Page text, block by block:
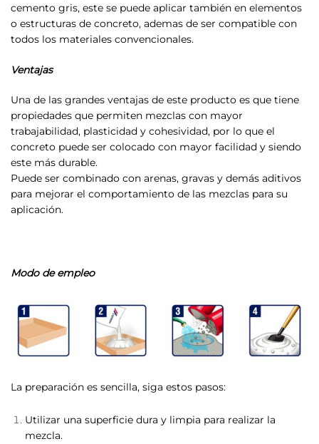
cemento gris, este se puede aplicar también en elementos
o estructuras de concreto, ademas de ser compatible con
todos los materiales convencionales.
Ventajas
Una de las grandes ventajas de este producto es que tiene
propiedades que permiten mezclas con mayor
trabajabilidad, plasticidad y cohesividad, por lo que el
concreto puede ser colocado con mayor facilidad y siendo
este más durable.
Puede ser combinado con arenas, gravas y demás aditivos
para mejorar el comportamiento de las mezclas para su
aplicación.
Modo de empleo
La preparación es sencilla, siga estos pasos:
Utilizar una superficie dura y limpia para realizar la
mezcla.